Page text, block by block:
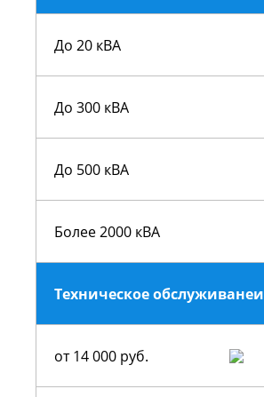
До 20 кВА
До 300 кВА
До 500 кВА
Более 2000 кВА
Техническое обслуживанеи
от 14 000 руб.